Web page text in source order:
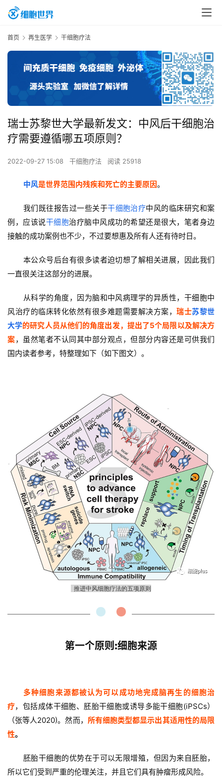
首页 再生医学 干细胞疗法
瑞士苏黎世大学最新发文：中风后干细胞治
疗需要遵循哪五项原则？
2022-09-27 15:08 干细胞疗法 阅读 25918
中风是世界范围内残疾和死亡的主要原因。
我们既往报告过一些关于干细胞治疗中风的临床研究和案
例，应该说干细胞治疗脑中风成功的希望还是很大，笔者身边
接触的成功案例也不少，不过要想惠及所有人还有待时日。
本公众号后台有很多读者迫切想了解相关进展，因此我们
一直很关注这部分的进展。
从科学的角度，因为脑和中风病理学的异质性，干细胞中
风治疗的临床转化依然有很多难题需要解决方案， 瑞士苏黎世
大学的研究人员从他们的角度出发，提出了5个局限以及解决方
案，虽然笔者不认同其中部分观点，但部分内容还是可供我们
国内读者参考，特整理如下（如下图文）。
推进中风细胞疗法的五项原则
第一个原则:细胞来源
多种细胞来源都被认为可以成功地完成脑再生的细胞治
疗，包括成体干细胞、胚胎干细胞或诱导多能干细胞(iPSCs）
（张等人2020)。然而， 所有细胞类型都显示出其适用性的局限
性。
胚胎干细胞的优势在于可以无限增殖，但因为来自胚胎，
所以它们受到严重的伦理关注，并且它们具有肿瘤形成风险。